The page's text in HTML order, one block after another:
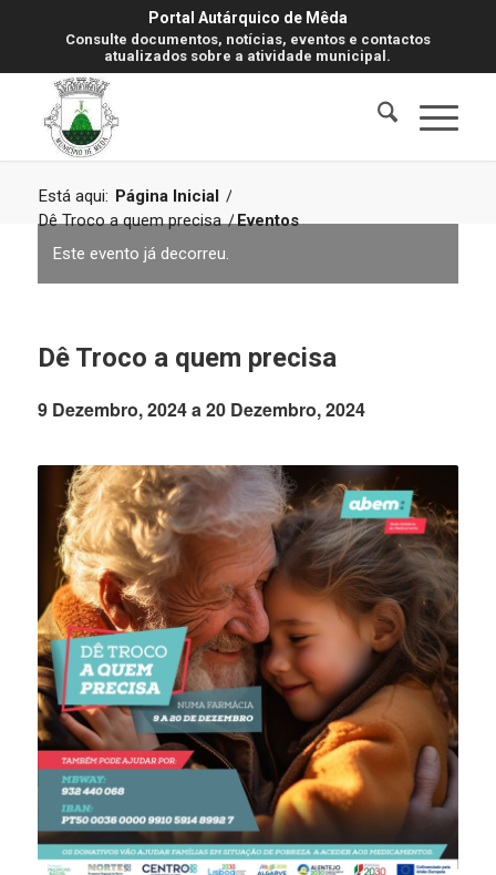
Portal Autárquico de Mêda
Consulte documentos, notícias, eventos e contactos
atualizados sobre a atividade municipal.
Está aqui: Página Inicial /
Dê Troco a quem precisa /Eventos
Este evento já decorreu.
Dê Troco a quem precisa
9 Dezembro, 2024a20 Dezembro, 2024